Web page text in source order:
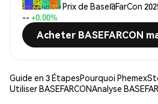
Prix de Base@FarCon
-- +0.00%
Acheter BASEFARCON
Guide en 3 ÉtapesPourquoi Phemex
Utiliser BASEFARCONAnalyse